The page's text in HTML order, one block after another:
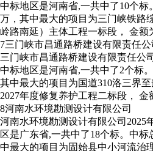
中标地区是河南省,一共中了10个标
万，其中最大的项目为三门峡铁路
岭路南延）主体工程一标段， 金额
7三门峡市昌通路桥建设有限责任公
三门峡市昌通路桥建设有限责任公
中标地区是河南省,一共中了2个标
其中最大的项目为国道310洛三界
2027年度修复养护工程二标段， 金
8河南水环境勘测设计有限公司
河南水环境勘测设计有限公司2025
区是广东省,一共中了18个标。中标
中最大的项目为固始县中小河流治